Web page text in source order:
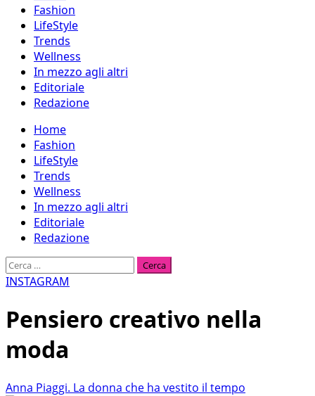
Fashion
LifeStyle
Trends
Wellness
In mezzo agli altri
Editoriale
Redazione
Menu
principale
Home
Fashion
LifeStyle
Trends
Wellness
In mezzo agli altri
Editoriale
Redazione
Ricerca
per:
INSTAGRAM
Pensiero creativo nella
moda
Anna Piaggi. La donna che ha vestito il tempo